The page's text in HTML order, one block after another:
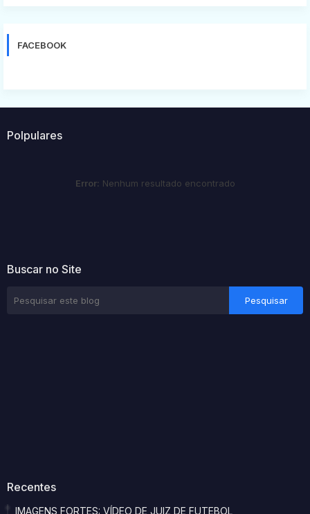
FACEBOOK
Polpulares
Error: Nenhum resultado encontrado
Buscar no Site
Recentes
IMAGENS FORTES: VÍDEO DE JUIZ DE FUTEBOL